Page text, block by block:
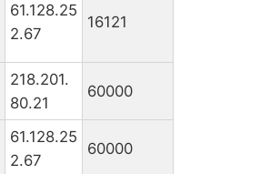
61.128.25
2.67
16121
218.201.
80.21
60000
61.128.25
2.67
60000